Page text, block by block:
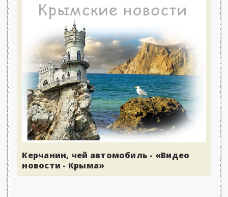
Керчанин, чей автомобиль - «Видео
новости - Крыма»